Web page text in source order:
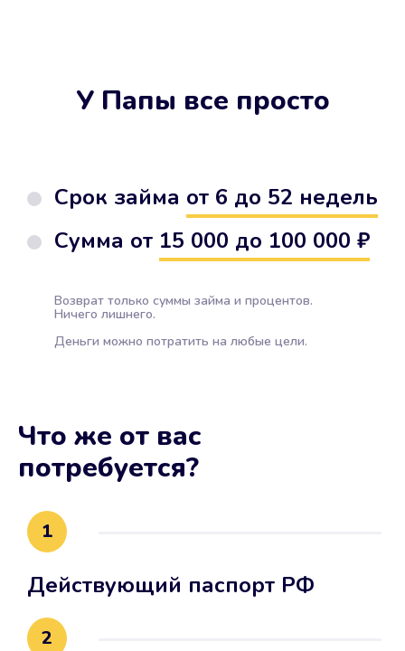
У Папы все просто
Срок займа от 6 до 52 недель
Сумма от 15 000 до 100 000 ₽
Возврат только суммы займа и процентов.
Ничего лишнего.
Деньги можно потратить на любые цели.
Что же от вас
потребуется?
1
Действующий паспорт РФ
2